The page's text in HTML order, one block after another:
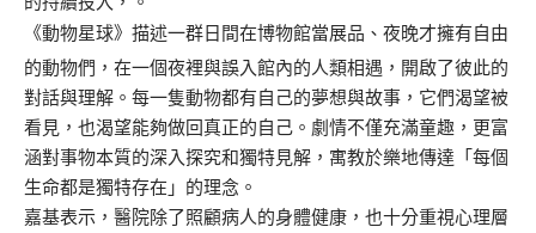
《動物星球》描述一群日間在博物館當展品、夜晚才擁有自由
的動物們，在一個夜裡與誤入館內的人類相遇，開啟了彼此的
對話與理解。每一隻動物都有自己的夢想與故事，它們渴望被
看見，也渴望能夠做回真正的自己。劇情不僅充滿童趣，更富
涵對事物本質的深入探究和獨特見解，寓教於樂地傳達「每個
生命都是獨特存在」的理念。
嘉基表示，醫院除了照顧病人的身體健康，也十分重視心理層